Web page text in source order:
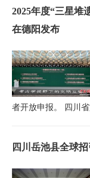
2025年度“三星堆
在德阳发布
者开放申报。 四川
四川岳池县全球